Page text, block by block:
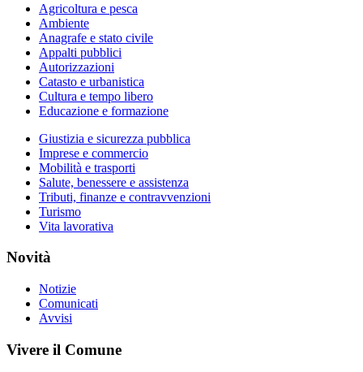
Agricoltura e pesca
Ambiente
Anagrafe e stato civile
Appalti pubblici
Autorizzazioni
Catasto e urbanistica
Cultura e tempo libero
Educazione e formazione
Giustizia e sicurezza pubblica
Imprese e commercio
Mobilità e trasporti
Salute, benessere e assistenza
Tributi, finanze e contravvenzioni
Turismo
Vita lavorativa
Novità
Notizie
Comunicati
Avvisi
Vivere il Comune